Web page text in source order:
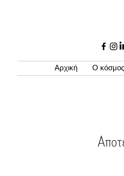
Αρχική Ο